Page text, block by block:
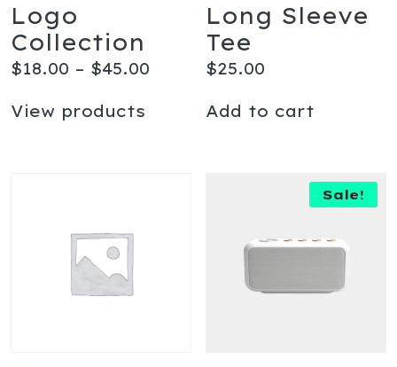
Logo
Collection
$18.00 – $45.00
View products
Long Sleeve
Tee
$25.00
Add to cart
Sale!